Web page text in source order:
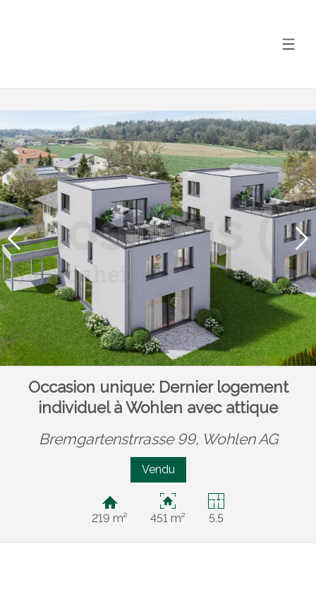
Occasion unique: Dernier logement
individuel à Wohlen avec attique
Bremgartenstrrasse 99, Wohlen AG
Vendu
219 m² 451 m² 5.5